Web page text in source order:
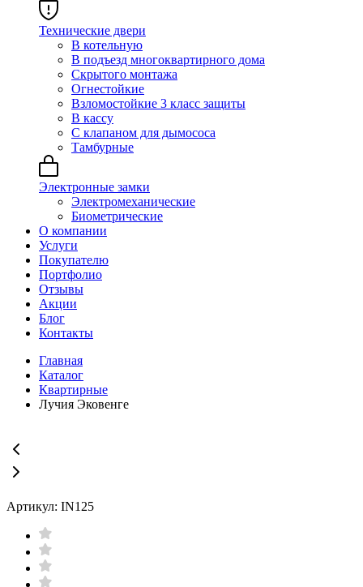
Технические двери
В котельную
В подъезд многоквартирного дома
Скрытого монтажа
Огнестойкие
Взломостойкие 3 класс защиты
В кассу
С клапаном для дымососа
Тамбурные
Электронные замки
Электромеханические
Биометрические
О компании
Услуги
Покупателю
Портфолио
Отзывы
Акции
Блог
Контакты
Главная
Каталог
Квартирные
Лучия Эковенге
Артикул: IN125